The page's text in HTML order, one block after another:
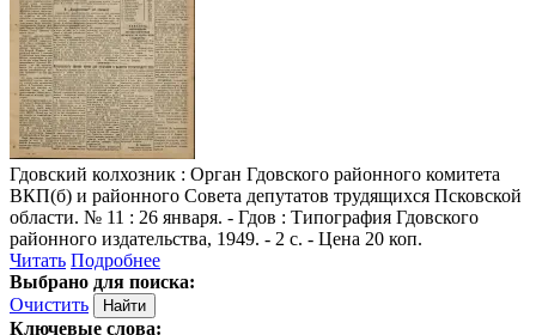
Гдовский колхозник : Орган Гдовского районного комитета
ВКП(б) и районного Совета депутатов трудящихся Псковской
области. № 11 : 26 января. - Гдов : Типография Гдовского
районного издательства, 1949. - 2 с. - Цена 20 коп.
Читать Подробнее
Выбрано для поиска:
Очистить
Ключевые слова: